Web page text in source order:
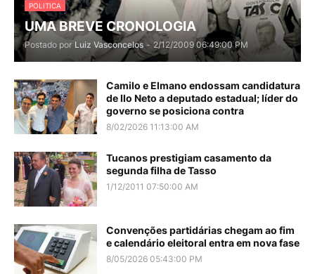
POLITICA
UMA BREVE CRONOLOGIA
Postado por Luiz Vasconcelos - 2/12/2009 06:49:00 PM
Camilo e Elmano endossam candidatura
de Ilo Neto a deputado estadual; líder do
governo se posiciona contra
8/02/2026 11:13:00 AM
Tucanos prestigiam casamento da
segunda filha de Tasso
1/12/2011 07:50:00 AM
Convenções partidárias chegam ao fim
e calendário eleitoral entra em nova fase
8/05/2026 05:43:00 PM